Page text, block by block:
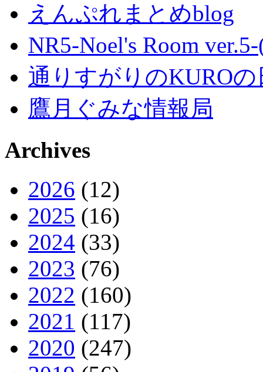
えんぷれまとめblog
NR5-Noel's Room
通りすがりのKURO
鷹月ぐみな情報局
Archives
2026 (12)
2025 (16)
2024 (33)
2023 (76)
2022 (160)
2021 (117)
2020 (247)